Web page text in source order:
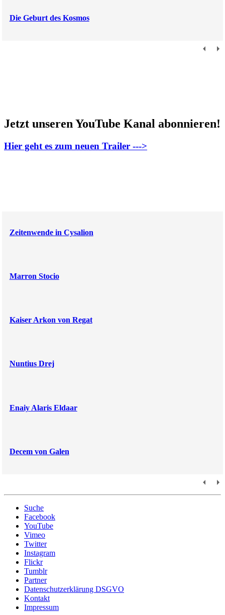
Die Geburt des Kosmos
Jetzt unseren YouTube Kanal abonnieren!
Hier geht es zum neuen Trailer --->
Zeitenwende in Cysalion
Marron Stocio
Kaiser Arkon von Regat
Nuntius Drej
Enaiy Alaris Eldaar
Decem von Galen
Suche
Facebook
YouTube
Vimeo
Twitter
Instagram
Flickr
Tumblr
Partner
Datenschutzerklärung DSGVO
Kontakt
Impressum